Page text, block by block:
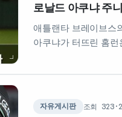
로날드 아쿠냐 주
애틀랜타 브레이브스
아쿠냐가 터뜨린 홈
자유게시판 조회 323 ·